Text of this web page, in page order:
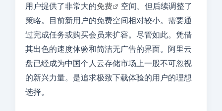
用户提供了非常大的免费
空间。但后续调整了
策略。目前新用户的免费空间相对较小。需要通
过完成任务或购买会员来扩容。尽管如此。凭借
其出色的速度体验和简洁无广告的界面。阿里云
盘已经成为中国个人云存储市场上一股不可忽视
的新兴力量。是追求极致下载体验的用户的理想
选择。